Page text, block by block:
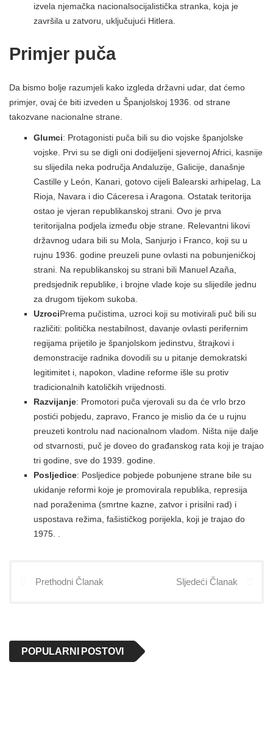
izvela njemačka nacionalsocijalistička stranka, koja je
završila u zatvoru, uključujući Hitlera.
Primjer puča
Da bismo bolje razumjeli kako izgleda državni udar, dat ćemo
primjer, ovaj će biti izveden u Španjolskoj 1936. od strane
takozvane nacionalne strane.
Glumci: Protagonisti puča bili su dio vojske španjolske
vojske. Prvi su se digli oni dodijeljeni sjevernoj Africi, kasnije
su slijedila neka područja Andaluzije, Galicije, današnje
Castille y León, Kanari, gotovo cijeli Balearski arhipelag, La
Rioja, Navara i dio Cáceresa i Aragona. Ostatak teritorija
ostao je vjeran republikanskoj strani. Ovo je prva
teritorijalna podjela između obje strane. Relevantni likovi
državnog udara bili su Mola, Sanjurjo i Franco, koji su u
rujnu 1936. godine preuzeli pune ovlasti na pobunjeničkoj
strani. Na republikanskoj su strani bili Manuel Azaña,
predsjednik republike, i brojne vlade koje su slijedile jednu
za drugom tijekom sukoba.
UzrociPrema pučistima, uzroci koji su motivirali puč bili su
različiti: politička nestabilnost, davanje ovlasti perifernim
regijama prijetilo je španjolskom jedinstvu, štrajkovi i
demonstracije radnika dovodili su u pitanje demokratski
legitimitet i, napokon, vladine reforme išle su protiv
tradicionalnih katoličkih vrijednosti.
Razvijanje: Promotori puča vjerovali su da će vrlo brzo
postići pobjedu, zapravo, Franco je mislio da će u rujnu
preuzeti kontrolu nad nacionalnom vladom. Ništa nije dalje
od stvarnosti, puč je doveo do građanskog rata koji je trajao
tri godine, sve do 1939. godine.
Posljedice: Posljedice pobjede pobunjene strane bile su
ukidanje reformi koje je promovirala republika, represija
nad poraženima (smrtne kazne, zatvor i prisilni rad) i
uspostava režima, fašističkog porijekla, koji je trajao do
1975. .
Prethodni Članak Sljedeći Članak
POPULARNI POSTOVI